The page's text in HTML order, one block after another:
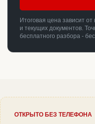
Итоговая цена зависит
и текущих документов.
бесплатного разбора -
ОТКРЫТО БЕЗ ТЕЛЕФОНА